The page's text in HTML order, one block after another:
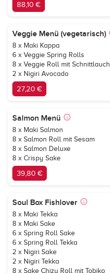
88,10 €
Veggie Menü (vegetarisch)
8 x Maki Kappa
6 x Veggie Spring Rolls
8 x Veggie Roll mit Schnittlauch
2 x Nigiri Avocado
27,20 €
Salmon Menü
8 x Maki Salmon
8 x Salmon Roll mit Sesam
8 x Salmon Deluxe
8 x Crispy Sake
39,80 €
Soul Box Fishlover
8 x Maki Tekka
8 x Maki Sake
6 x Spring Roll Sake
6 x Spring Roll Tekka
2 x Nigiri Sake
2 x Nigiri Tekka
8 x Sake Chizu Roll mit Tobiko